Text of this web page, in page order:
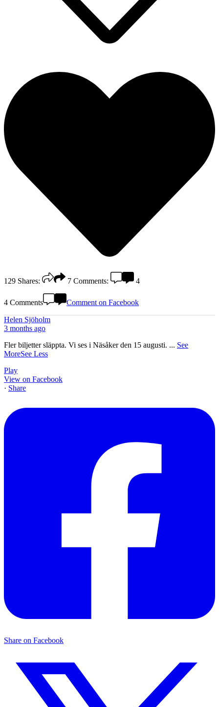
129 Shares: 7 Comments: 4
4 Comments Comment on Facebook
Helen Sjöholm
3 months ago
Fler biljetter släppta. Vi ses i Näsåker den 15 augusti. ... See
MoreSee Less
Play
View on Facebook
· Share
Share on Facebook